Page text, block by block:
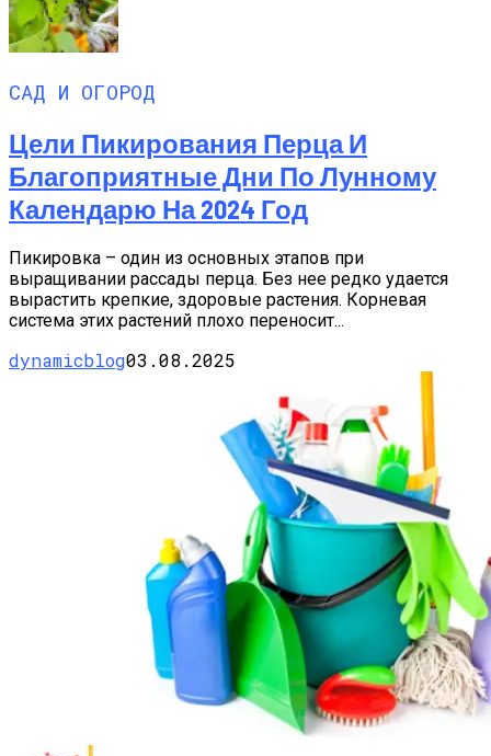
САД И ОГОРОД
Цели Пикирования Перца И
Благоприятные Дни По Лунному
Календарю На 2024 Год
Пикировка – один из основных этапов при
выращивании рассады перца. Без нее редко удается
вырастить крепкие, здоровые растения. Корневая
система этих растений плохо переносит...
dynamicblog03.08.2025